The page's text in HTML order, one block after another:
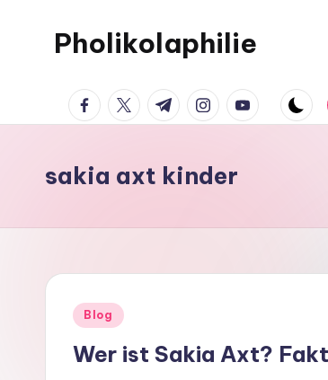
Pholikolaphilie
sakia axt kinder
Blog
Wer ist Sakia Axt?